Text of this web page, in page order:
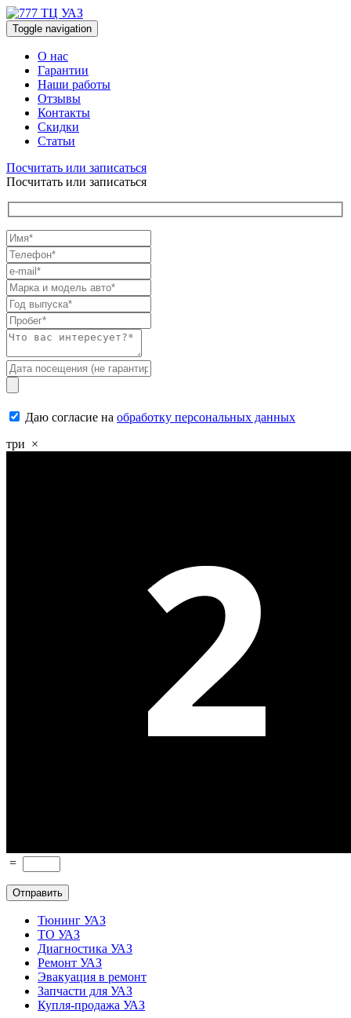
Toggle navigation
О нас
Гарантии
Наши работы
Отзывы
Контакты
Скидки
Статьи
Посчитать или записаться
Посчитать или записаться
Даю согласие на обработку персональных данных
три ×
=
Тюнинг УАЗ
ТО УАЗ
Диагностика УАЗ
Ремонт УАЗ
Эвакуация в ремонт
Запчасти для УАЗ
Купля-продажа УАЗ